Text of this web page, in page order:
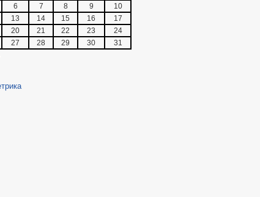
6 7 8 9
10
13 14 15 16
17
20 21 22 23
24
27 28 29 30 31